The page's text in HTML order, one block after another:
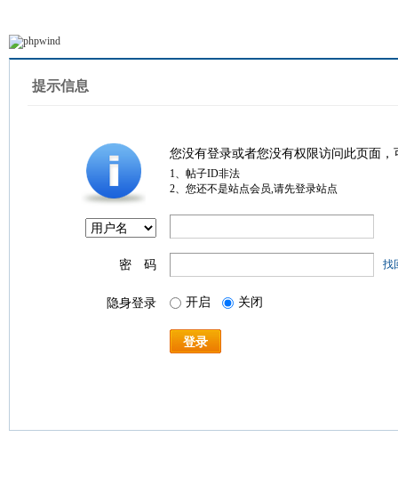
提示信息
您没有登录或者您没有权限访问此页面
1、帖子ID非法
2、您还不是站点会员,请先登录站点
密 码 找
隐身登录 开启 关闭
登录